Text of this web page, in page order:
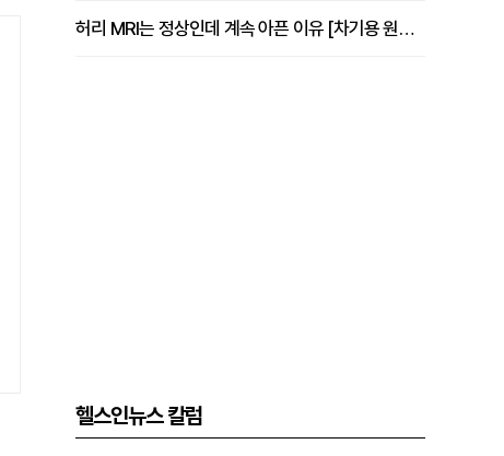
허리 MRI는 정상인데 계속 아픈 이유 [차기용 원장 칼럼]
헬스인뉴스 칼럼